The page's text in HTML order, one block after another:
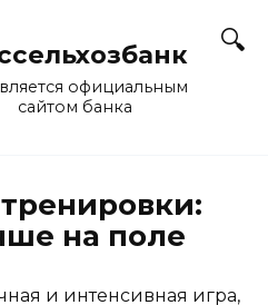
официальным
сайтом банка
на поле
и интенсивная игра,